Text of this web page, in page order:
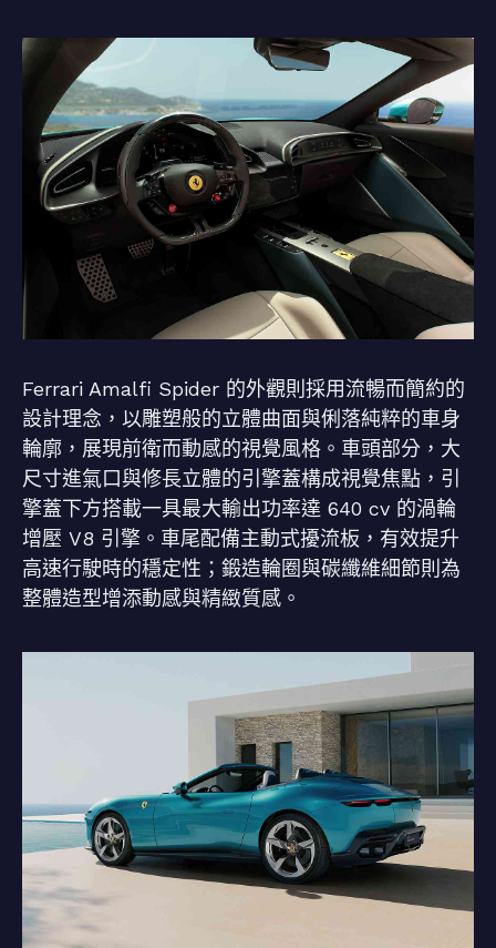
Ferrari Amalfi Spider 的外觀則採用流暢而簡約的
設計理念，以雕塑般的立體曲面與俐落純粹的車身
輪廓，展現前衛而動感的視覺風格。車頭部分，大
尺寸進氣口與修長立體的引擎蓋構成視覺焦點，引
擎蓋下方搭載一具最大輸出功率達 640 cv 的渦輪
增壓 V8 引擎。車尾配備主動式擾流板，有效提升
高速行駛時的穩定性；鍛造輪圈與碳纖維細節則為
整體造型增添動感與精緻質感。